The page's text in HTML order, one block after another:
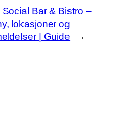
Bar & Bistro –
lokasjoner og
| Guide
→